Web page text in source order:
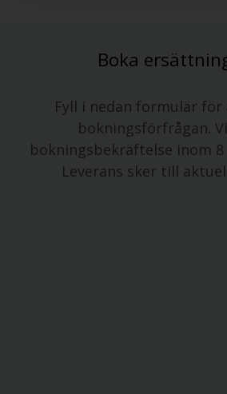
Boka
Fyll i nedan formulär
bokningsförfrågan.
bokningsbekräftelse inom
Leverans sker till